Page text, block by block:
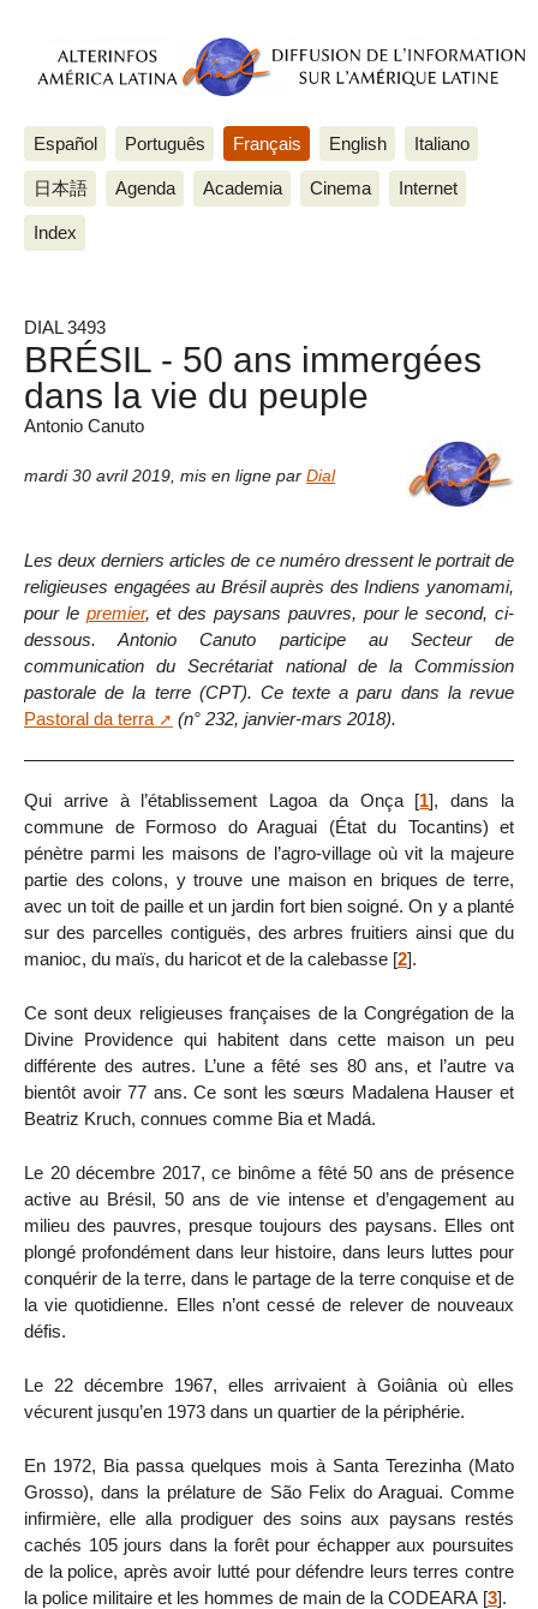
Español Português Français English Italiano
日本語 Agenda Academia Cinema Internet
Index
DIAL 3493
BRÉSIL - 50 ans immergées
dans la vie du peuple
Antonio Canuto
mardi 30 avril 2019 mis en ligne par Dial
Les deux derniers articles de ce numéro dressent le portrait de
religieuses engagées au Brésil auprès des Indiens yanomami,
pour le premier, et des paysans pauvres, pour le second, ci-
dessous. Antonio Canuto participe au Secteur de
communication du Secrétariat national de la Commission
pastorale de la terre (CPT). Ce texte a paru dans la revue
Pastoral da terra
(n° 232, janvier-mars 2018).
Qui arrive à l’établissement Lagoa da Onça[1], dans la
commune de Formoso do Araguai (État du Tocantins) et
pénètre parmi les maisons de l’agro-village où vit la majeure
partie des colons, y trouve une maison en briques de terre,
avec un toit de paille et un jardin fort bien soigné. On y a planté
sur des parcelles contiguës, des arbres fruitiers ainsi que du
manioc, du maïs, du haricot et de la calebasse [2].
Ce sont deux religieuses françaises de la Congrégation de la
Divine Providence qui habitent dans cette maison un peu
différente des autres. L’une a fêté ses 80 ans, et l’autre va
bientôt avoir 77 ans. Ce sont les sœurs Madalena Hauser et
Beatriz Kruch, connues comme Bia et Madá.
Le 20 décembre 2017, ce binôme a fêté 50 ans de présence
active au Brésil, 50 ans de vie intense et d’engagement au
milieu des pauvres, presque toujours des paysans. Elles ont
plongé profondément dans leur histoire, dans leurs luttes pour
conquérir de la terre, dans le partage de la terre conquise et de
la vie quotidienne. Elles n’ont cessé de relever de nouveaux
défis.
Le 22 décembre 1967, elles arrivaient à Goiânia où elles
vécurent jusqu’en 1973 dans un quartier de la périphérie.
En 1972, Bia passa quelques mois à Santa Terezinha (Mato
Grosso), dans la prélature de São Felix do Araguai. Comme
infirmière, elle alla prodiguer des soins aux paysans restés
cachés 105 jours dans la forêt pour échapper aux poursuites
de la police, après avoir lutté pour défendre leurs terres contre
la police militaire et les hommes de main de la CODEARA [3].